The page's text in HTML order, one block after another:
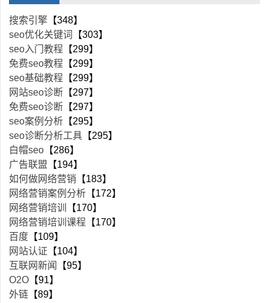
搜索引擎 【348】
seo优化关键词
【303】
seo入门教程 【299】
免费seo教程 【299】
seo基础教程 【299】
网站seo诊断 【297】
免费seo诊断 【297】
seo案例分析 【295】
seo诊断分析工具 【295】
白帽seo 【286】
广告联盟 【194】
如何做网络营销 【183】
网络营销案例分析 【172】
网络营销培训
【170】
网络营销培训课程 【170】
百度 【109】
网站认证 【104】
互联网新闻
【95】
O2O 【91】
外链 【89】